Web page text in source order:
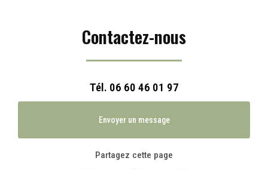
Contactez-nous
Tél. 06 60 46 01 97
Envoyer un message
Partagez cette page